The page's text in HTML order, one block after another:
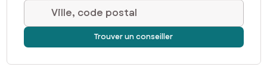
Ville, code postal
Trouver un conseiller